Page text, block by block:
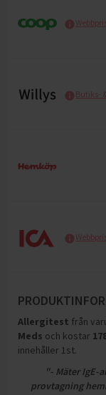
Butiks-
Allergitest från
Meds och kostar
innehåller 1st.
"- Mäter IgE-
provtagning